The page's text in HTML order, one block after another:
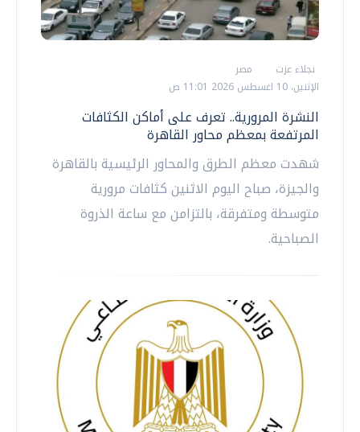
نجلاء عزت
مصر
الإثنين، 10 اغسطس 2026 11:01 ص
النشرة المرورية.. تعرف على أماكن الكثافات
المرتفعة بمعظم محاور القاهرة
شهدت معظم الطرق والمحاور الرئيسية بالقاهرة
والجيزة، صباح اليوم الاثنين كثافات مرورية
متوسطة ومتفرقة، بالتزامن مع ساعة الذروة
الصباحية.